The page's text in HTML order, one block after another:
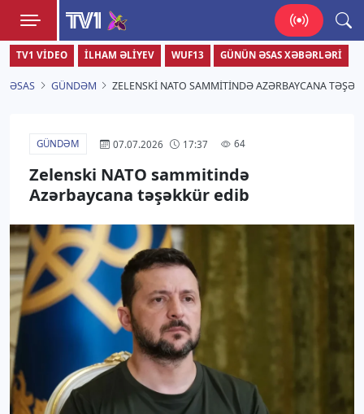
TV1
Zamanı bizimlə yaşa!
TV1 VIDEO İLHAM ƏLIYEV WUF13 GÜNÜN ƏSAS XƏBƏRLƏRI
ƏSAS GÜNDƏM ZELENSKI NATO SAMMITINDƏ AZƏRBAYCANA
GÜNDƏM 07.07.2026 17:37 64
Zelenski NATO sammitində
Azərbaycana təşəkkür edib